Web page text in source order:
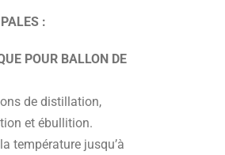
:
POUR BALLON DE
de distillation,
et ébullition.
température jusqu’à